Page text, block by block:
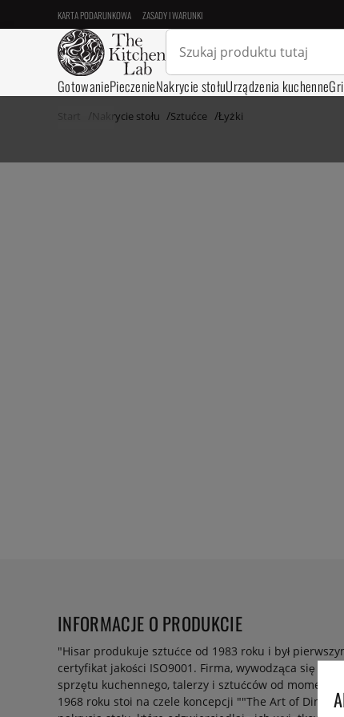
KARTA PODARUNKOWA ZASADY I WARUNKI
GotowaniePieczenieNakrycie stołuUrządzenia kuchenne
Start Nakrycie stołu Sztućce Łyżki
INFORMACJE O PRODUKCIE
"Hisar produkuje sztućce od 1983 roku i był
certyfikat jakości ISO9001. Firma, wywodząca się z
sprzętu kuchennego, talerzy i sztućców od momentu
1968 roku stoi na czele koncepcji ""The Art of